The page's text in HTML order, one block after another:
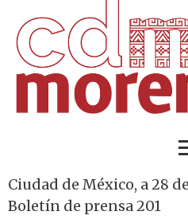
Ciudad de México, a 28
Boletín de prensa 201